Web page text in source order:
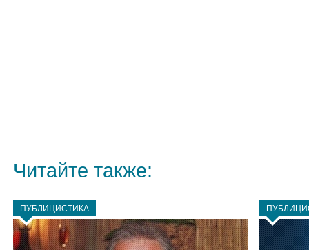
Читайте также:
ПУБЛИЦИСТИКА